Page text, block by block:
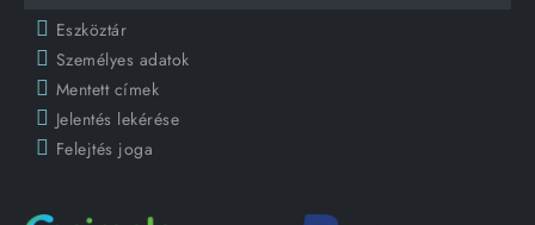
Eszköztár
Személyes adatok
Mentett címek
Jelentés lekérése
Felejtés joga